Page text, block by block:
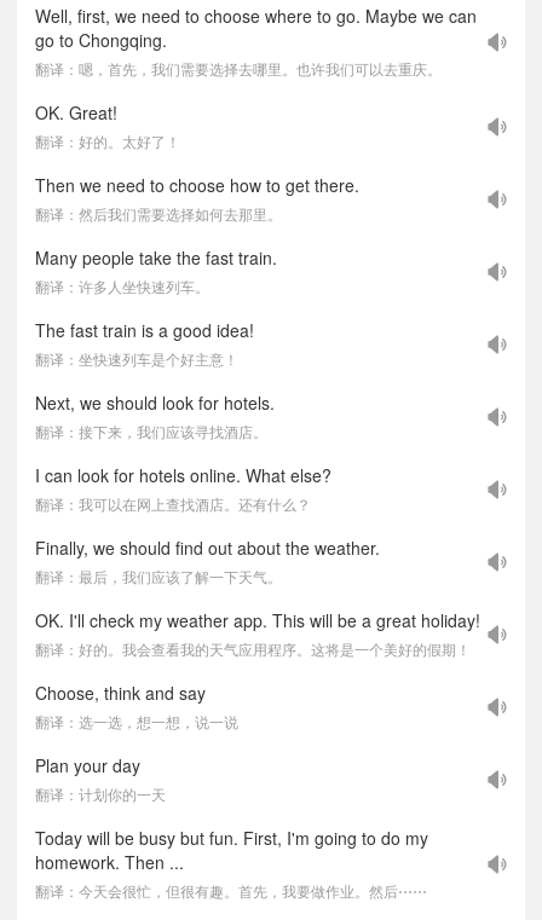
Well, first, we need to choose where to go. Maybe we can
go to Chongqing.
翻译：嗯，首先，我们需要选择去哪里。也许我们可以去重庆。
OK. Great!
翻译：好的。太好了！
Then we need to choose how to get there.
翻译：然后我们需要选择如何去那里。
Many people take the fast train.
翻译：许多人坐快速列车。
The fast train is a good idea!
翻译：坐快速列车是个好主意！
Next, we should look for hotels.
翻译：接下来，我们应该寻找酒店。
I can look for hotels online. What else?
翻译：我可以在网上查找酒店。还有什么？
Finally, we should find out about the weather.
翻译：最后，我们应该了解一下天气。
OK. I'll check my weather app. This will be a great holiday!
翻译：好的。我会查看我的天气应用程序。这将是一个美好的假期！
Choose, think and say
翻译：选一选，想一想，说一说
Plan your day
翻译：计划你的一天
Today will be busy but fun. First, I'm going to do my
homework. Then ...
翻译：今天会很忙，但很有趣。首先，我要做作业。然后⋯⋯